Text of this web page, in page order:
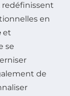
redéfinissent
en
et
se
de